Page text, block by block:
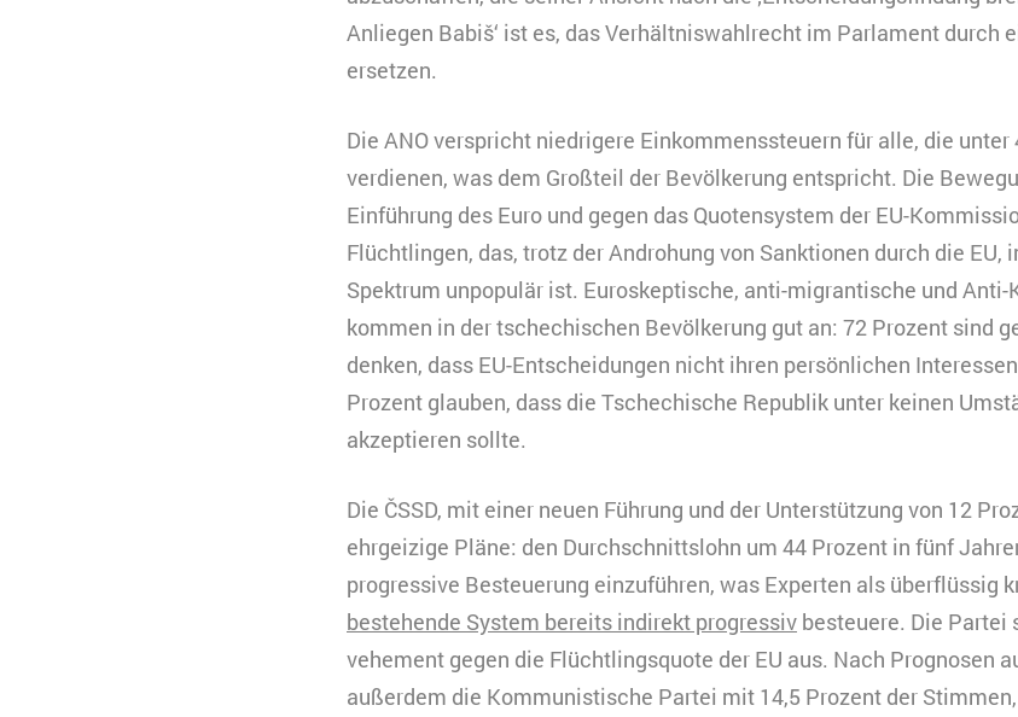
Anliegen Babiš‘ ist es, das Verhältniswahlrecht im Parlament durch
ersetzen.
Die ANO verspricht niedrigere Einkommenssteuern für alle, die
verdienen, was dem Großteil der Bevölkerung entspricht. Die
Einführung des Euro und gegen das Quotensystem der EU-
Flüchtlingen, das, trotz der Androhung von Sanktionen durch die
Spektrum unpopulär ist. Euroskeptische, anti-migrantische und
kommen in der tschechischen Bevölkerung gut an: 72 Prozent sind
denken, dass EU-Entscheidungen nicht ihren persönlichen
Prozent glauben, dass die Tschechische Republik unter keinen
akzeptieren sollte.
Die ČSSD, mit einer neuen Führung und der Unterstützung von 12
ehrgeizige Pläne: den Durchschnittslohn um 44 Prozent in fünf
progressive Besteuerung einzuführen, was Experten als überflüssig
bestehende System bereits indirekt progressiv besteuere. Die
vehement gegen die Flüchtlingsquote der EU aus. Nach Prognosen
außerdem die Kommunistische Partei mit 14,5 Prozent der
Anbieter
Matomo
Zweck
Kurzzeitiges Cookie, um vorübergehende Daten
speichern.
Ablauf
30 Minuten
Typ
HTML
Anbieter
Matomo
Zweck
Ablauf
keine
Typ
Verbindung
Anbieter
YouTube